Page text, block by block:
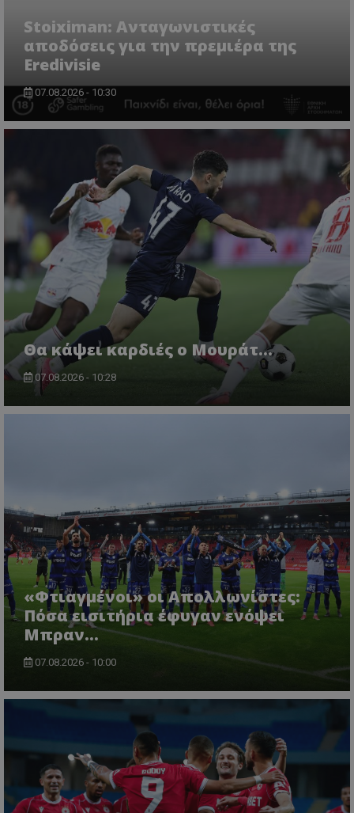
Stoiximan: Ανταγωνιστικές
αποδόσεις για την πρεμιέρα της
Eredivisie
07.08.2026 - 10:30
Θα κάψει καρδιές ο Μουράτ…
07.08.2026 - 10:28
«Φτιαγμένοι» οι Απολλωνίστες:
Πόσα εισιτήρια έφυγαν ενόψει
Μπραν...
07.08.2026 - 10:00